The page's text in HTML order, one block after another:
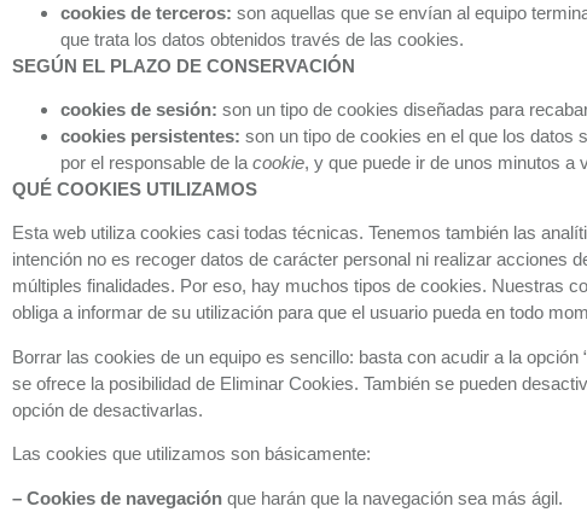
cookies de terceros: son aquellas que se envían al equipo
que trata los datos obtenidos través de las cookies.
SEGÚN EL PLAZO DE CONSERVACIÓN
cookies de sesión: son un tipo de cookies diseñadas para
cookies persistentes: son un tipo de cookies en el que los datos
por el responsable de la cookie, y que puede ir de unos minutos a
QUÉ COOKIES UTILIZAMOS
Esta web utiliza cookies casi todas técnicas. Tenemos también las
intención no es recoger datos de carácter personal ni realizar acciones
múltiples finalidades. Por eso, hay muchos tipos de cookies. Nuestras
obliga a informar de su utilización para que el usuario pueda en todo
Borrar las cookies de un equipo es sencillo: basta con acudir a la opción
se ofrece la posibilidad de Eliminar Cookies. También se pueden
opción de desactivarlas.
Las cookies que utilizamos son básicamente:
– Cookies de navegación que harán que la navegación sea más ágil.